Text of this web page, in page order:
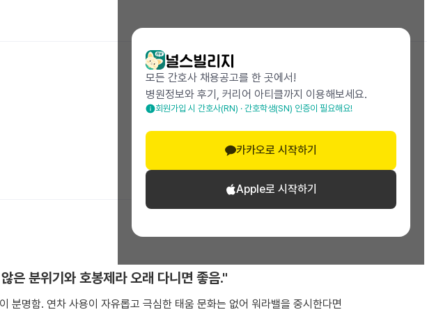
23.04 작성
은 분위기와 호봉제라 오래 다니면 좋음."
분명함. 연차 사용이 자유롭고 극심한 태움 문화는 없어 워라밸을 중시한다면
모든 간호사 채용공고를 한 곳에서!
병원정보와 후기, 커리어 아티클까지 이용해보세요.
회원가입 시 간호사(RN) · 간호학생(SN) 인증이 필요해요!
카카오로 시작하기
Apple로 시작하기